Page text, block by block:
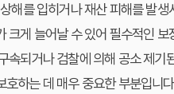
해를 입히거나 재산 피해를 발
크게 늘어날 수 있어 필수적인 보
속되거나 검찰에 의해 공소 제
하는 데 매우 중요한 부분입니